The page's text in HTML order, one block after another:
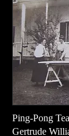
Ping-Pong
Gertrude